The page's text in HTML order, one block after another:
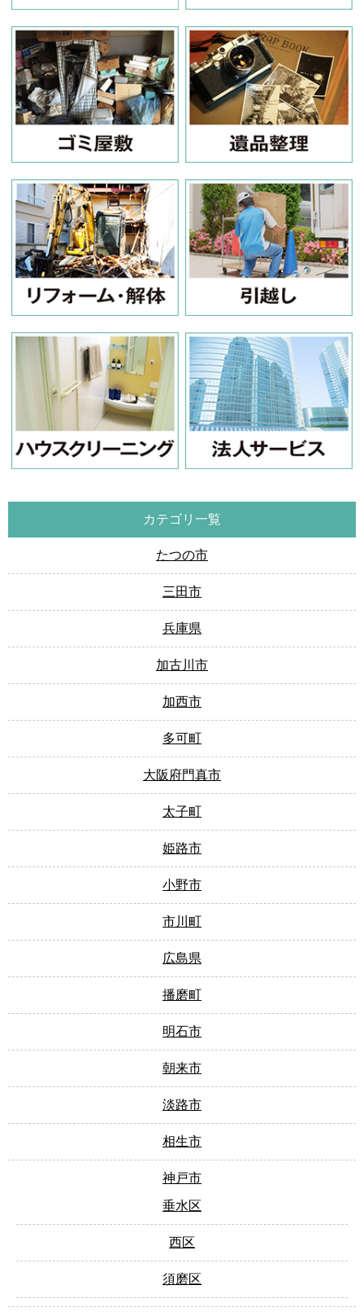
カテゴリ一覧
たつの市
三田市
兵庫県
加古川市
加西市
多可町
大阪府門真市
太子町
姫路市
小野市
市川町
広島県
播磨町
明石市
朝来市
淡路市
相生市
神戸市
垂水区
西区
須磨区